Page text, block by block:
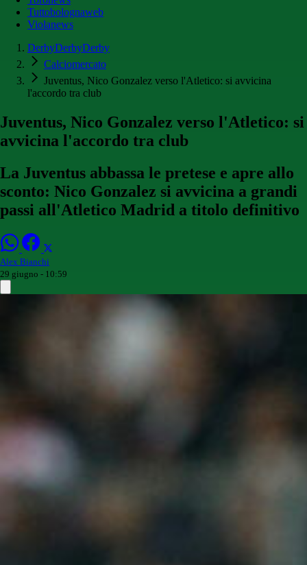
Tuttobolognaweb
Violanews
DerbyDerbyDerby
Calciomercato
Juventus, Nico Gonzalez verso l'Atletico: si avvicina
l'accordo tra club
Juventus, Nico Gonzalez verso l'Atletico: si
avvicina l'accordo tra club
La Juventus abbassa le pretese e apre allo
sconto: Nico Gonzalez si avvicina a grandi
passi all'Atletico Madrid a titolo definitivo
Alex Bianchi
29 giugno - 10:59